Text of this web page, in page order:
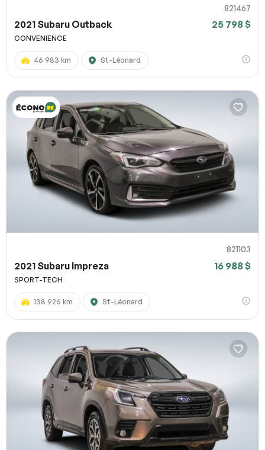
821467
2021 Subaru Outback 25 798 $
CONVENIENCE
46 983 km St-Léonard
821103
2021 Subaru Impreza 16 988 $
SPORT-TECH
138 926 km St-Léonard